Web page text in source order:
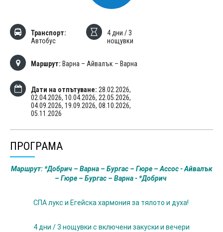
Транспорт:
Автобус
4 дни / 3
нощувки
Маршрут: Варна – Айвалък – Варна
Дати на отпътуване: 28.02.2026,
02.04.2026, 10.04.2026, 22.05.2026,
04.09.2026, 19.09.2026, 08.10.2026,
05.11.2026
ПРОГРАМА
Маршрут: *Добрич – Варна – Бургас – Гюре – Ассос - Айвалък
– Гюре – Бургас – Варна - *Добрич
СПА лукс и Егейска хармония за тялото и духа!
4 дни / 3 нощувки с включени закуски и вечери